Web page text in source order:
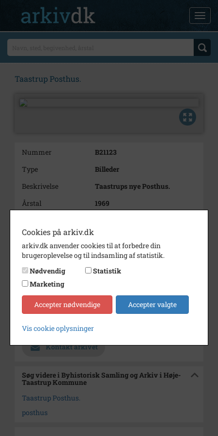
Taastrup Posthus.
Nummer
B21123
Type
Billeder
Beskrivelse
Taastrups nye Posthus.
Årstal
1969
Fotograf
Se på kort
Type
Kommune (1970-2050)
Enhed
2050)
Arkiv
Byhistorisk Samling og Arkiv i
Kontakt arkivet
Søg videre i Byhistorisk Samling og Arkiv i Høje-
Taastrup Kommune
Taastrup Posthus.
posthus
Cookies på arkiv.dk
arkiv.dk anvender cookies til at forbedre din
brugeroplevelse og til indsamling af statistik.
Nødvendig
Statistik
Marketing
Accepter nødvendige Accepter valgte
Vis cookie oplysninger